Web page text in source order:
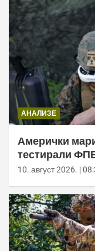
АНАЛИЗЕ
Амерички
тестирали
20 километара
10. август 2026. |